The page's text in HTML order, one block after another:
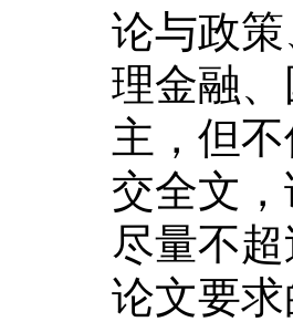
论与政
理金融
主，但
交全文
尽量不
论文要